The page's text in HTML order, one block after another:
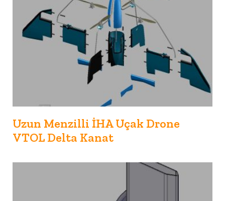
Uzun Menzilli İHA Uçak Drone
VTOL Delta Kanat